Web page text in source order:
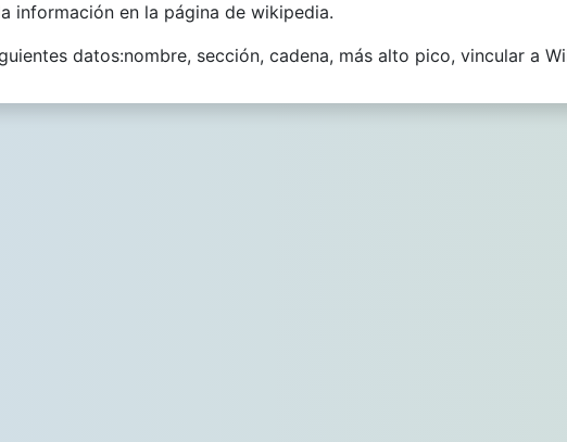
información en la página de wikipedia.
datos:nombre, sección, cadena, más alto pico, vincular a